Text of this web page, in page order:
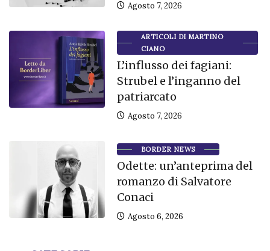
Agosto 7, 2026
ARTICOLI DI MARTINO
CIANO
L’influsso dei fagiani:
Strubel e l’inganno del
patriarcato
Agosto 7, 2026
BORDER NEWS
Odette: un’anteprima del
romanzo di Salvatore
Conaci
Agosto 6, 2026